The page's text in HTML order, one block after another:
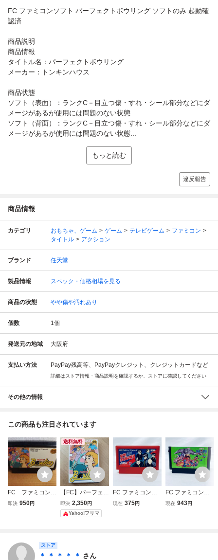
FC ファミコンソフト パーフェクトボウリング ソフトのみ 起動確
認済
商品説明
商品情報
タイトル名：パーフェクトボウリング
メーカー：トンキンハウス
商品状態
ソフト（表面）：ランクC－目立つ傷・すれ・シール部分などにダ
メージがあるが使用には問題のない状態
ソフト（背面）：ランクC－目立つ傷・すれ・シール部分などにダ
メージがあるが使用には問題のない状態...
もっと読む
違反報告
商品情報
カテゴリ おもちゃ、ゲーム ゲーム テレビゲーム
ファミコン
タイトル
アクション
ブランド 任天堂
製品情報 スペック・価格相場を見る
商品の状態 やや傷や汚れあり
個数 1個
発送元の地域 大阪府
支払い方法 PayPay残高等、PayPayクレジット、クレジットカードなど
詳細はストア情報・商品説明を確認するか、ストアに確認してください
その他の情報
この商品も注目されています
FC ファミコン
パーフェクトボウ
即決 950円
送料無料
【FC】パーフェク
トボウリング ファ
ミコン 箱付き フ
ァミコン
即決 2,350円
Yahoo!フリマ
FC ファミコンソ
フト 名門！多古西
現在 375円
FC ファミコンソ
フト コナミワイワ
現在 943円
ストア
＊ ＊ ＊ ＊ ＊ さん